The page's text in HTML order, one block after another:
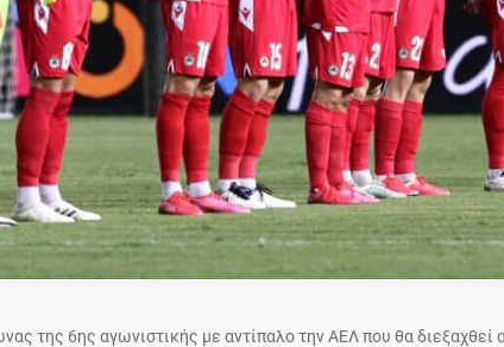
της 6ης αγωνιστικής με αντίπαλο την ΑΕΛ που θα διεξαχθεί